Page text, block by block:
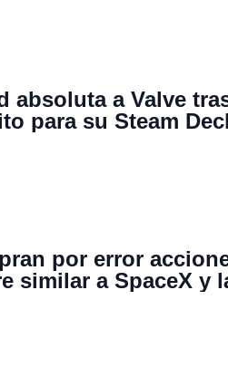
absoluta a Valve
para su Steam
por error
similar a SpaceX y